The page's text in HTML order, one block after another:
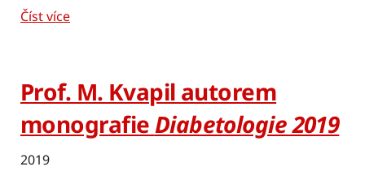
Číst více
Prof. M. Kvapil autorem
monografieDiabetologie 2019
2019